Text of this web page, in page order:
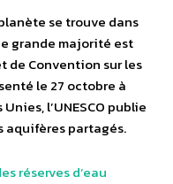
se trouve dans
grande majorité est
de Convention sur les
le 27 octobre à
l’UNESCO publie
aquifères partagés.
réserves d’eau